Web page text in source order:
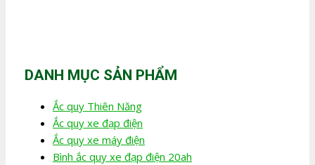
DANH MỤC SẢN PHẨM
Ắc quy Thiên Năng
Ắc quy xe đạp điện
Ắc quy xe máy điện
Bình ắc quy xe đạp điện 20ah